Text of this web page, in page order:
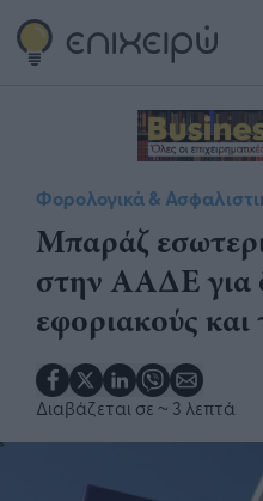
Φορολογικά &
Μπαράζ
στην ΑΑΔΕ για
εφοριακούς
Διαβάζεται σε ~ 3 λεπτά